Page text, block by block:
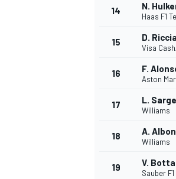
14 N.
Haas F1
15 D.
Visa
16 F.
Aston
17 L.
Williams
18 A. Albon
Williams
19 V.
Sauber